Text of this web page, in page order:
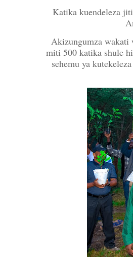
Katika kuendeleza
Akizungumza wakati
miti 500 katika shule
sehemu ya